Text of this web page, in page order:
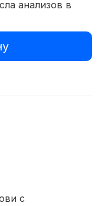
анализов в
с